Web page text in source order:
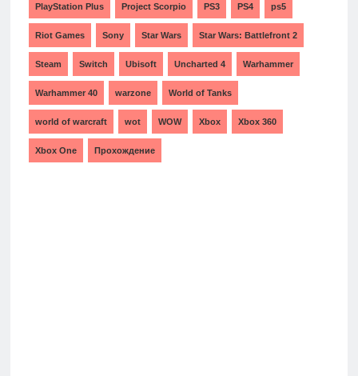
PlayStation Plus Project Scorpio PS3 PS4 ps5
Riot Games Sony Star Wars Star Wars: Battlefront 2
Steam Switch Ubisoft Uncharted 4 Warhammer
Warhammer 40 warzone World of Tanks
world of warcraft wot WOW Xbox Xbox 360
Xbox One Прохождение